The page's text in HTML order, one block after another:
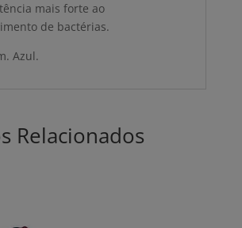
mais forte ao
de bactérias.
Azul.
Relacionados